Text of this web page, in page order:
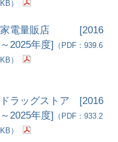
KB）
家電量販店 [2016
～2025年度] （PDF：939.6
KB）
ドラッグストア [2016
～2025年度] （PDF：933.2
KB）